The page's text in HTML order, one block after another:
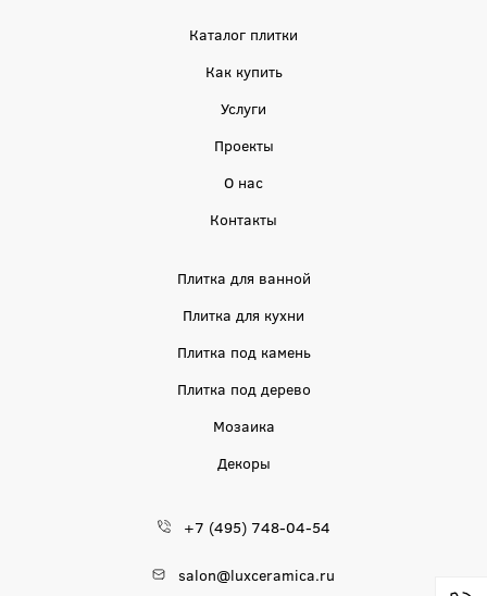
Каталог плитки
Как купить
Услуги
Проекты
О нас
Контакты
Плитка для ванной
Плитка для кухни
Плитка под камень
Плитка под дерево
Мозаика
Декоры
+7 (495) 748-04-54
salon@luxceramica.ru